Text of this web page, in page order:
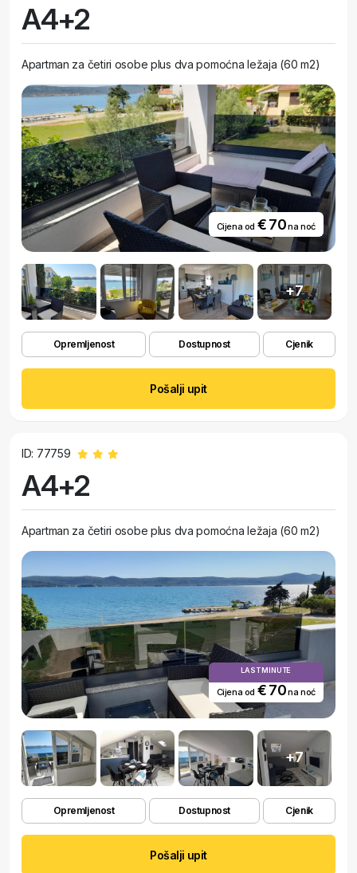
A4+2
Apartman za četiri osobe plus dva pomoćna ležaja (60 m2)
Cijena od € 70na noć
+7
Opremljenost Dostupnost Cjenik
Pošalji upit
ID: 77759
A4+2
Apartman za četiri osobe plus dva pomoćna ležaja (60 m2)
LAST MINUTE
Cijena od € 70na noć
+7
Opremljenost Dostupnost Cjenik
Pošalji upit